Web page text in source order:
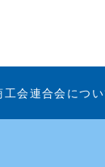
工会連合会につい